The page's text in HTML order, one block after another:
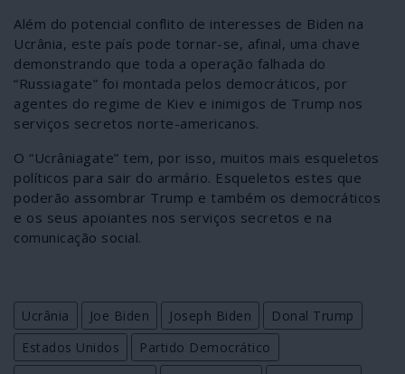
Além do potencial conflito de interesses de Biden na
Ucrânia, este país pode tornar-se, afinal, uma chave
demonstrando que toda a operação falhada do
“Russiagate” foi montada pelos democráticos, por
agentes do regime de Kiev e inimigos de Trump nos
serviços secretos norte-americanos.
O “Ucrâniagate” tem, por isso, muitos mais esqueletos
políticos para sair do armário. Esqueletos estes que
poderão assombrar Trump e também os democráticos
e os seus apoiantes nos serviços secretos e na
comunicação social.
Ucrânia Joe Biden Joseph Biden
Donal Trump
Estados Unidos
Partido Democrático